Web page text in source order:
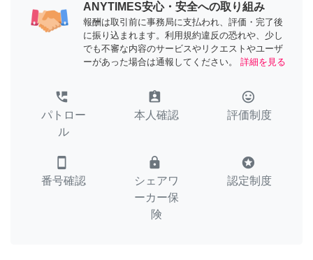
ANYTIMES安心・安全への取り組み
報酬は取引前に事務局に支払われ、評価・完了後
に振り込まれます。利用規約違反の恐れや、少し
でも不審な内容のサービスやリクエストやユーザ
ーがあった場合は通報してください。
詳細を見る
perm_phone_msg
パトロー
ル
assignment_ind
本人確認
tag_faces
評価制度
smartphone
番号確認
lock
シェアワ
ーカー保
険
stars
認定制度